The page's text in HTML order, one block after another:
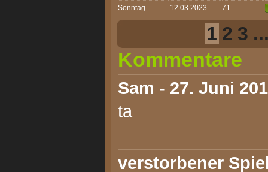
Sonntag
12.03.2023 71
1 2 3
Kommentare
Sam - 27. Juni
ta
verstorbener